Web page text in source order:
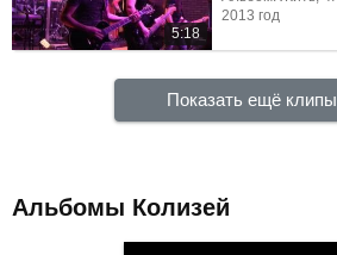
5:18
2013 год
Показать ещё клипы
Альбомы Колизей